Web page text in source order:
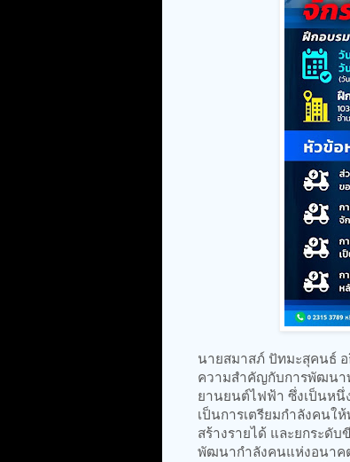
นายสมาสภ์ ปัทมะสุคนธ์ อ
ความสำคัญกับการพัฒนาทั
ยานยนต์ไฟฟ้า ซึ่งเป็นหนึ่
เป็นการเตรียมกำลังคนใ
สร้างรายได้ และยกระดั
พัฒนากำลังคนแห่งอนาค